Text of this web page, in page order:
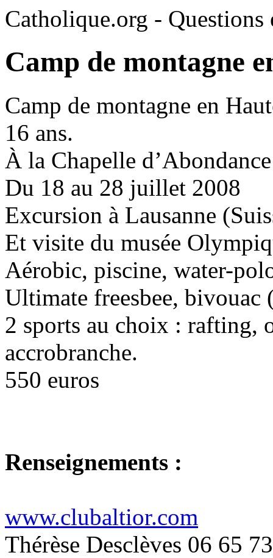
Catholique.org - Questions
Camp de montagne
Camp de montagne en
16 ans.
À la Chapelle d’Abondance
Du 18 au 28 juillet 2008
Excursion à Lausanne
Et visite du musée
Aérobic, piscine, water-
Ultimate freesbee, bivouac
2 sports au choix : rafting,
accrobranche.
550 euros
Renseignements :
www.clubaltior.com
Thérèse Desclèves 06 65